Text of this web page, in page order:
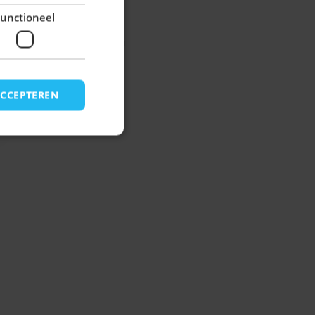
10% korting
bestellen, Morgen